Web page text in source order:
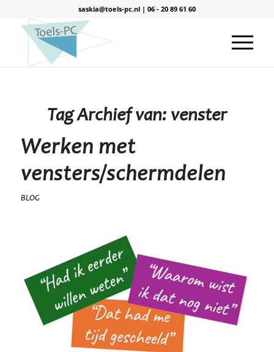
saskia@toels-pc.nl| 06 - 20 89 61 60
Tag Archief van: venster
Werken met
vensters/schermdelen
BLOG